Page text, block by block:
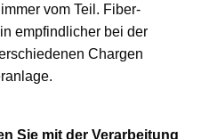
vom Teil. Fiber-
empfindlicher bei der
Chargen
Sie mit der Verarbeitung